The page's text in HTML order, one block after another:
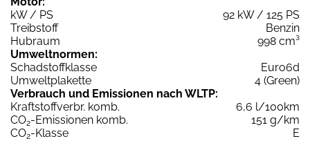
kW / PS
92 kW / 125 PS
Treibstoff
Benzin
Hubraum
998 cm³
Umweltnormen:
Schadstoffklasse
Euro6d
Umweltplakette
4 (Green)
Verbrauch und Emissionen nach WLTP:
Kraftstoffverbr. komb.
6,6 l/100km
CO2-Emissionen komb.
151 g/km
CO2-Klasse
E